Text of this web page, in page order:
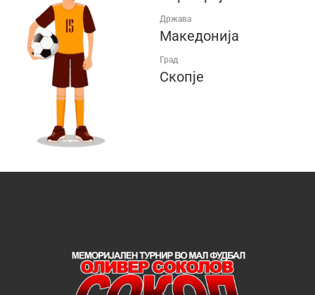
Држава
Македонија
Град
Скопје